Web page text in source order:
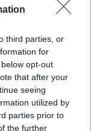
third parties, or
for
opt-out
that after your
seeing
utilized by
parties prior to
the further
και η
από
των
τους.